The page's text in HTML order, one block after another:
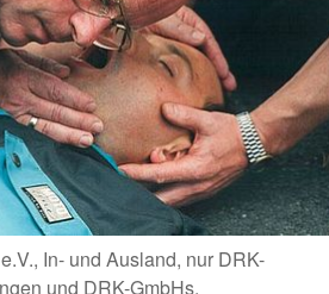
In- und Ausland, nur DRK-
und DRK-GmbHs.